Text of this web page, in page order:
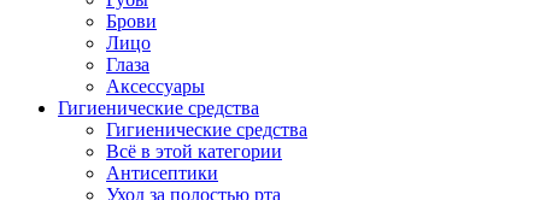
Брови
Лицо
Глаза
Аксессуары
Гигиенические средства
Гигиенические средства
Всё в этой категории
Антисептики
Уход за полостью рта